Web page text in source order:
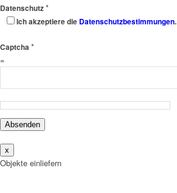
Datenschutz*
Ich akzeptiere die Datenschutzbestimmungen.
Captcha *
=
Absenden
x
Objekte einliefern